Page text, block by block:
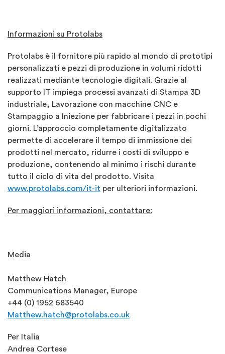
Informazioni su Protolabs
Protolabs è il fornitore più rapido al mondo di prototipi
personalizzati e pezzi di produzione in volumi ridotti
realizzati mediante tecnologie digitali. Grazie al
supporto IT impiega processi avanzati di Stampa 3D
industriale, Lavorazione con macchine CNC e
Stampaggio a Iniezione per fabbricare i pezzi in pochi
giorni. L’approccio completamente digitalizzato
permette di accelerare il tempo di immissione dei
prodotti nel mercato, ridurre i costi di sviluppo e
produzione, contenendo al minimo i rischi durante
tutto il ciclo di vita del prodotto. Visita
www.protolabs.com/it-it per ulteriori informazioni.
Per maggiori informazioni, contattare:
Media
Matthew Hatch
Communications Manager, Europe
+44 (0) 1952 683540
Matthew.hatch@protolabs.co.uk
Per Italia
Andrea Cortese